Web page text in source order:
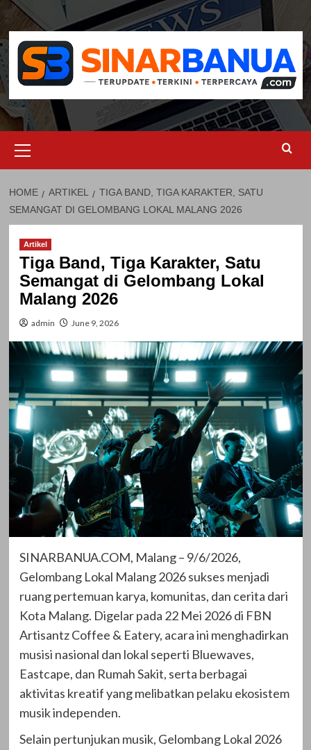
Skip
content
Menu
HOME ARTIKEL
TIGA BAND, TIGA KARAKTER, SATU
SEMANGAT DI GELOMBANG LOKAL MALANG 2026
Artikel
Tiga Band, Tiga Karakter, Satu
Semangat di Gelombang Lokal
Malang 2026
admin June 9, 2026
SINARBANUA.COM, Malang – 9/6/2026,
Gelombang Lokal Malang 2026 sukses menjadi
ruang pertemuan karya, komunitas, dan cerita dari
Kota Malang. Digelar pada 22 Mei 2026 di FBN
Artisantz Coffee & Eatery, acara ini menghadirkan
musisi nasional dan lokal seperti Bluewaves,
Eastcape, dan Rumah Sakit, serta berbagai
aktivitas kreatif yang melibatkan pelaku ekosistem
musik independen.
Selain pertunjukan musik, Gelombang Lokal 2026